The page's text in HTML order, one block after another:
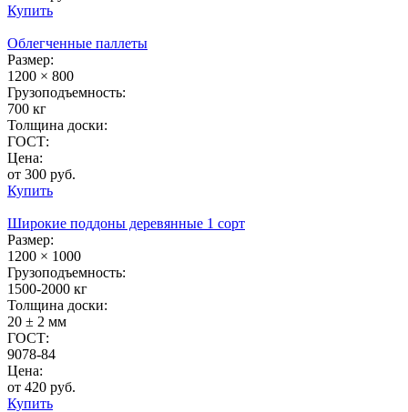
Купить
Облегченные паллеты
Размер:
1200 × 800
Грузоподъемность:
700 кг
Толщина доски:
ГОСТ:
Цена:
от 300 руб.
Купить
Широкие поддоны деревянные 1 сорт
Размер:
1200 × 1000
Грузоподъемность:
1500-2000 кг
Толщина доски:
20 ± 2 мм
ГОСТ:
9078-84
Цена:
от 420 руб.
Купить